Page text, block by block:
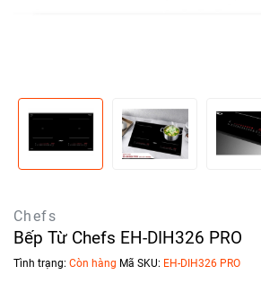
Chefs
Bếp Từ Chefs EH-DIH326 PRO
Tình trạng: Còn hàng Mã SKU: EH-DIH326 PRO